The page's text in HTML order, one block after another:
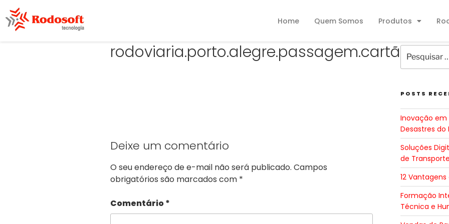
Home Quem Somos Produtos
rodoviaria.porto.alegre.passagem.cartão
Deixe um comentário
O seu endereço de e-mail não será publicado. Campos
obrigatórios são marcados com *
Comentário*
POSTS
Inovação em
Desastres do
Soluções
de
12
Formação
Técnica e